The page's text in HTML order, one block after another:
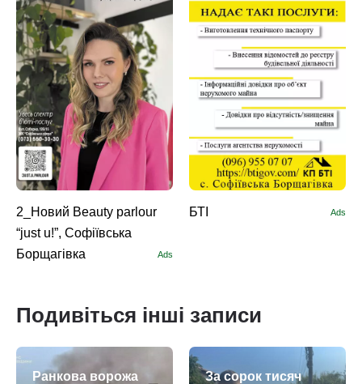
2_Новий Beauty parlour
“just u!”, Софіївська
Борщагівка
Ads
БТІ Ads
Подивіться інші записи
Ранкова ворожа
За сорок тисяч